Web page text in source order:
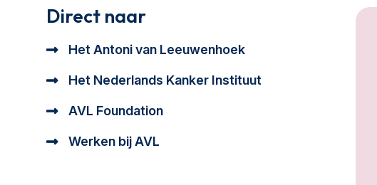
Direct naar
Het Antoni van Leeuwenhoek
Het Nederlands Kanker Instituut
AVL Foundation
Werken bij AVL